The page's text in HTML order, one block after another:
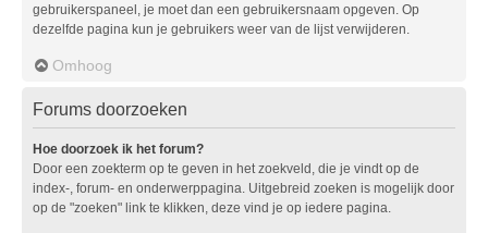
gebruikerspaneel, je moet dan een gebruikersnaam opgeven. Op
dezelfde pagina kun je gebruikers weer van de lijst verwijderen.
Omhoog
Forums doorzoeken
Hoe doorzoek ik het forum?
Door een zoekterm op te geven in het zoekveld, die je vindt op de
index-, forum- en onderwerppagina. Uitgebreid zoeken is mogelijk door
op de "zoeken" link te klikken, deze vind je op iedere pagina.